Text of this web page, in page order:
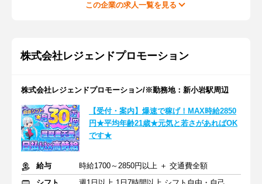
この企業の求人一覧を見る
株式会社レジェンドプロモーション
株式会社レジェンドプロモーション/※勤務地：新小岩駅周辺
【受付・案内】爆速で稼げ！MAX時給2850
円★平均年齢21歳★元気と若さがあればOK
です★
給与
時給1700～2850円以上 ＋ 交通費全額